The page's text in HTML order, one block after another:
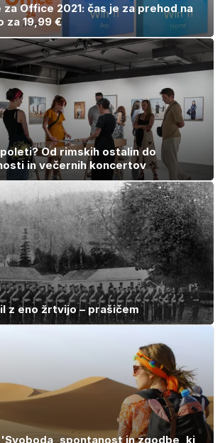
Office 2021: čas je za prehod na
za 19,99 €
Od rimskih ostalin do
in večernih koncertov
z eno žrtvijo – prašičem
spontanost in zgodbe, ki